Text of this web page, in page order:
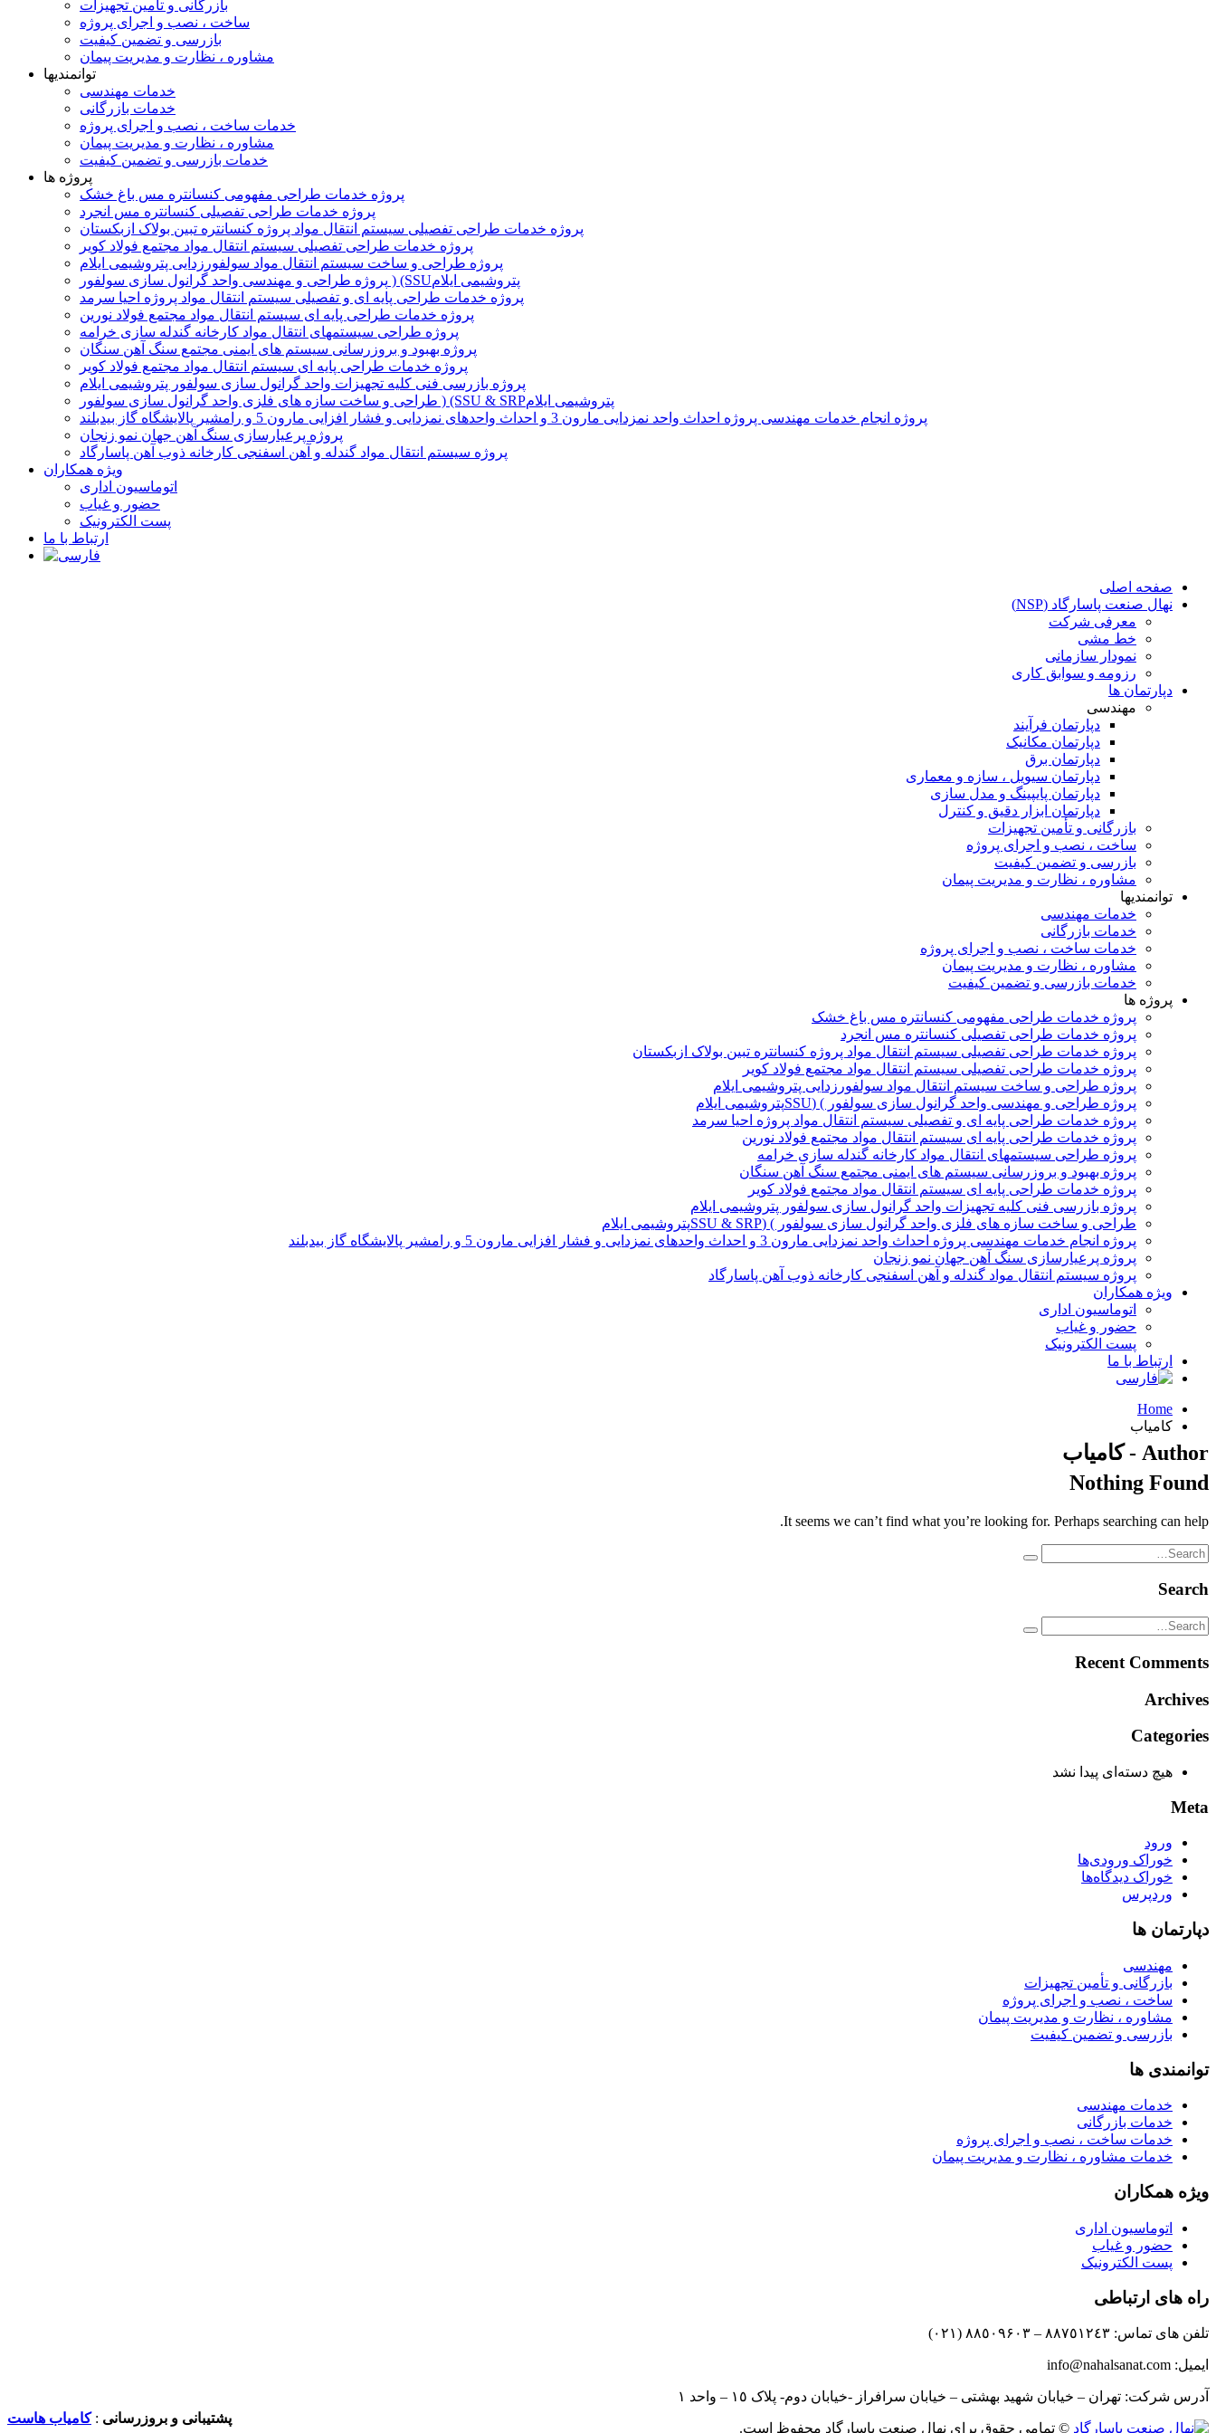
بازرگانی و تأمین تجهیزات
ساخت ، نصب و اجرای پروژه
بازرسی و تضمین کیفیت
مشاوره ، نظارت و مدیریت پیمان
توانمندیها
خدمات مهندسی
خدمات بازرگانی
خدمات ساخت ، نصب و اجرای پروژه
مشاوره ، نظارت و مدیریت پیمان
خدمات بازرسی و تضمین کیفیت
پروژه ها
پروژه خدمات طراحی مفهومی کنسانتره مس باغ خشک
پروژه خدمات طراحی تفصیلی کنسانتره مس انجرد
پروژه خدمات طراحی تفصیلی سیستم انتقال مواد پروژه کنسانتره تبین بولاک ازبکستان
پروژه خدمات طراحی تفصیلی سیستم انتقال مواد مجتمع فولاد کویر
پروژه طراحی و ساخت سیستم انتقال مواد سولفورزدایی پتروشیمی ایلام
پروژه طراحی و مهندسی واحد گرانول سازی سولفور ) (SSUپتروشیمی ایلام
پروژه خدمات طراحی پایه ای و تفصیلی سیستم انتقال مواد پروژه احیا سرمد
پروژه خدمات طراحی پایه ای سیستم انتقال مواد مجتمع فولاد نورین
پروژه طراحی سیستمهای انتقال مواد کارخانه گندله سازی خرامه
پروژه بهبود و بروزرسانی سیستم های ایمنی مجتمع سنگ آهن سنگان
پروژه خدمات طراحی پایه ای سیستم انتقال مواد مجتمع فولاد کویر
پروژه بازرسی فنی کلیه تجهیزات واحد گرانول سازی سولفور پتروشیمی ایلام
طراحی و ساخت سازه های فلزی واحد گرانول سازی سولفور ) (SSU & SRPپتروشیمی ایلام
پروژه انجام خدمات مهندسی پروژه احداث واحد نمزدایی مارون 3 و احداث واحدهای نمزدایی و فشار افزایی مارون 5 و رامشیر پالایشگاه گاز بیدبلند
پروژه پرعیارسازی سنگ آهن جهان نمو زنجان
پروژه سیستم انتقال مواد گندله و آهن اسفنجی کارخانه ذوب آهن پاسارگاد
ویژه همکاران
اتوماسیون اداری
حضور و غیاب
پست الکترونیک
ارتباط با ما
صفحه اصلی
نهال صنعت پاسارگاد (NSP)
معرفی شرکت
خط مشی
نمودار سازمانی
رزومه و سوابق کاری
دپارتمان ها
مهندسی
دپارتمان فرآیند
دپارتمان مکانیک
دپارتمان برق
دپارتمان سیویل ، سازه و معماری
دپارتمان پایپینگ و مدل سازی
دپارتمان ابزار دقیق و کنترل
بازرگانی و تأمین تجهیزات
ساخت ، نصب و اجرای پروژه
بازرسی و تضمین کیفیت
مشاوره ، نظارت و مدیریت پیمان
توانمندیها
خدمات مهندسی
خدمات بازرگانی
خدمات ساخت ، نصب و اجرای پروژه
مشاوره ، نظارت و مدیریت پیمان
خدمات بازرسی و تضمین کیفیت
پروژه ها
پروژه خدمات طراحی مفهومی کنسانتره مس باغ خشک
پروژه خدمات طراحی تفصیلی کنسانتره مس انجرد
پروژه خدمات طراحی تفصیلی سیستم انتقال مواد پروژه کنسانتره تبین بولاک ازبکستان
پروژه خدمات طراحی تفصیلی سیستم انتقال مواد مجتمع فولاد کویر
پروژه طراحی و ساخت سیستم انتقال مواد سولفورزدایی پتروشیمی ایلام
پروژه طراحی و مهندسی واحد گرانول سازی سولفور ) (SSUپتروشیمی ایلام
پروژه خدمات طراحی پایه ای و تفصیلی سیستم انتقال مواد پروژه احیا سرمد
پروژه خدمات طراحی پایه ای سیستم انتقال مواد مجتمع فولاد نورین
پروژه طراحی سیستمهای انتقال مواد کارخانه گندله سازی خرامه
پروژه بهبود و بروزرسانی سیستم های ایمنی مجتمع سنگ آهن سنگان
پروژه خدمات طراحی پایه ای سیستم انتقال مواد مجتمع فولاد کویر
پروژه بازرسی فنی کلیه تجهیزات واحد گرانول سازی سولفور پتروشیمی ایلام
طراحی و ساخت سازه های فلزی واحد گرانول سازی سولفور ) (SSU & SRPپتروشیمی ایلام
پروژه انجام خدمات مهندسی پروژه احداث واحد نمزدایی مارون 3 و احداث واحدهای نمزدایی و فشار افزایی مارون 5 و رامشیر پالایشگاه گاز بیدبلند
پروژه پرعیارسازی سنگ آهن جهان نمو زنجان
پروژه سیستم انتقال مواد گندله و آهن اسفنجی کارخانه ذوب آهن پاسارگاد
ویژه همکاران
اتوماسیون اداری
حضور و غیاب
پست الکترونیک
ارتباط با ما
Home
کامیاب
Author - کامیاب
Nothing Found
It seems we can’t find what you’re looking for. Perhaps searching can help.
Search
Recent Comments
Archives
Categories
هیچ دسته‌ای پیدا نشد
Meta
ورود
خوراک ورودی‌ها
خوراک دیدگاه‌ها
وردپرس
دپارتمان ها
مهندسی
بازرگانی و تأمین تجهیزات
ساخت ، نصب و اجرای پروژه
مشاوره ، نظارت و مدیریت پیمان
بازرسی و تضمین کیفیت
توانمندی ها
خدمات مهندسی
خدمات بازرگانی
خدمات ساخت ، نصب و اجرای پروژه
خدمات مشاوره ، نظارت و مدیریت پیمان
ویژه همکاران
اتوماسیون اداری
حضور و غیاب
پست الکترونیک
راه های ارتباطی
تلفن های تماس: ٨٨٧٥١٢٤٣ – ٨٨٥٠٩۶٠٣ (٠٢١)
ایمیل: info@nahalsanat.com
آدرس شرکت: تهران – خیابان شهید بهشتی – خیابان سرافراز -خیابان دوم- پلاک ١٥ – واحد ١
© تمامی حقوق برای نهال صنعت پاسارگاد محفوظ است.
پشتیبانی و بروزرسانی :کامیاب هاست